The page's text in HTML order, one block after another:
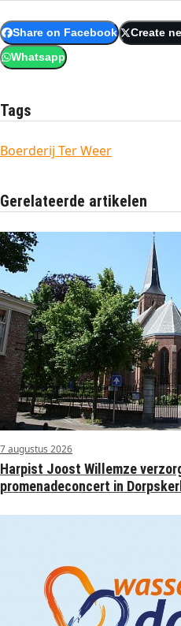
Share on Facebook Create
Whatsapp
Tags
Boerderij Ter Weer
Gerelateerde artikelen
7 augustus 2026
Harpist Joost Willemze
promenadeconcert in